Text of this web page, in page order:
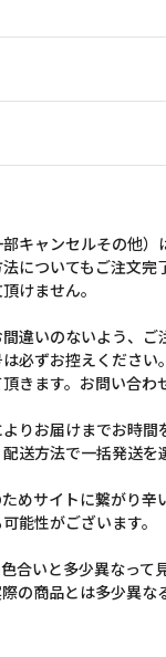
キャンセルその他）
ついてもご注文完
けません。
いのないよう、ご
必ずお控えください。
きます。お問い合わ
お届けまでお時間
送方法で一括発送
サイトに繋がり辛
能性がございます。
いと多少異なって
商品とは多少異な